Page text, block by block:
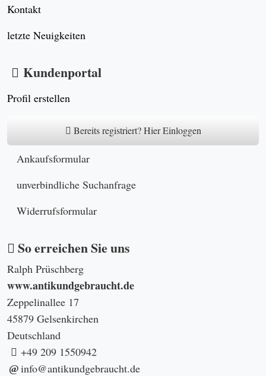
Kontakt
letzte Neuigkeiten
Kundenportal
Profil erstellen
Bereits registriert? Hier Einloggen
Ankaufsformular
unverbindliche Suchanfrage
Widerrufsformular
So erreichen Sie uns
Ralph Prüschberg
www.antikundgebraucht.de
Zeppelinallee 17
45879 Gelsenkirchen
Deutschland
+49 209 1550942
info@antikundgebraucht.de